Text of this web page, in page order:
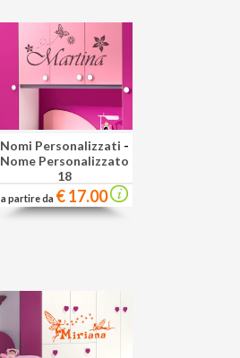
Nomi Personalizzati -
Nome Personalizzato
18
a partire da € 17.00